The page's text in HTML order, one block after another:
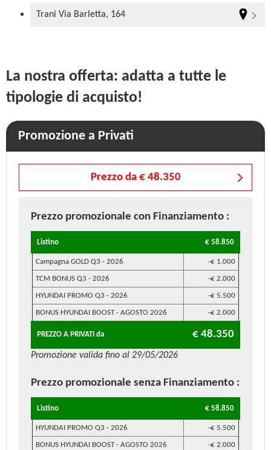
Trani Via Barletta, 164
La nostra offerta: adatta a tutte le
tipologie di acquisto!
Promozione a Privati
Prezzo da € 48.350
Prezzo promozionale con Finanziamento :
Listino € 58.850
Campagna GOLD Q3 - 2026 -€ 1.000
TCM BONUS Q3 - 2026 -€ 2.000
HYUNDAI PROMO Q3 - 2026 -€ 5.500
BONUS HYUNDAI BOOST - AGOSTO 2026 -€ 2.000
PREZZO A PRIVATI da € 48.350
Promozione valida fino al 29/05/2026
Prezzo promozionale senza Finanziamento :
Listino € 58.850
HYUNDAI PROMO Q3 - 2026 -€ 5.500
BONUS HYUNDAI BOOST - AGOSTO 2026 -€ 2.000